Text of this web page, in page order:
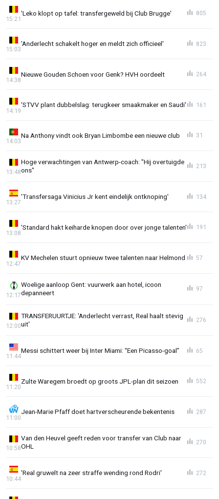
'Leko klopt op tafel: transfergeweld bij Club Brugge'
15:21
805
'Anderlecht schakelt hoger en meldt zich officieel'
15:03
823
Nieuwe Gouden Schoen voor Genk? HVH oordeelt
14:38
264
'STVV plant dubbelslag: terugkeer smaakmaker en Saudi'
14:19
161
Na Anthony vindt ook Bryan Limbombe een nieuwe club
14:03
31
Hoge verwachtingen van Antwerp-coach: "Hij overtuigde
ons"
13:48
213
'Transfersaga Vinicius Jr kent eindelijk ontknoping'
13:27
134
'Standard hakt keiharde knopen door over jonge talenten'
13:08
191
KV Mechelen stuurt opnieuw twee talenten naar Helmond
12:47
57
Woelige aanloop Gent: vuurwerk aan hotel, icoon
depanneert
12:17
97
TRANSFERUURTJE: 'Anderlecht verrast, Real haalt stevig
uit'
12:00
276
Messi schittert weer bij Inter Miami: “Een Picasso-goal”
11:44
65
Zulte Waregem broedt op groots JPL-plan dit seizoen
11:20
552
Jean-Marie Pfaff doet hartverscheurende bekentenis
11:00
287
Van den Heuvel geeft reden voor transfer van Club naar
OHL
10:58
270
'Real gruwelt na zeer straffe wending rond Rodri'
10:44
272